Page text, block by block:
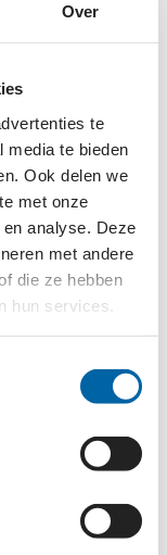
Over
te
media te bieden
Ook delen we
met onze
analyse. Deze
met andere
die ze hebben
hun services.
heeft een
altijd te
lang van
Het
anders
met een
Niet alles is
willen
groepen van
kosten over